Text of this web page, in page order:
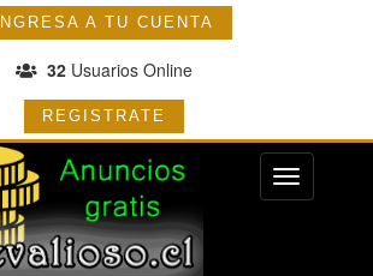
INGRESA A TU CUENTA
32Usuarios Online
REGISTRATE
Menu